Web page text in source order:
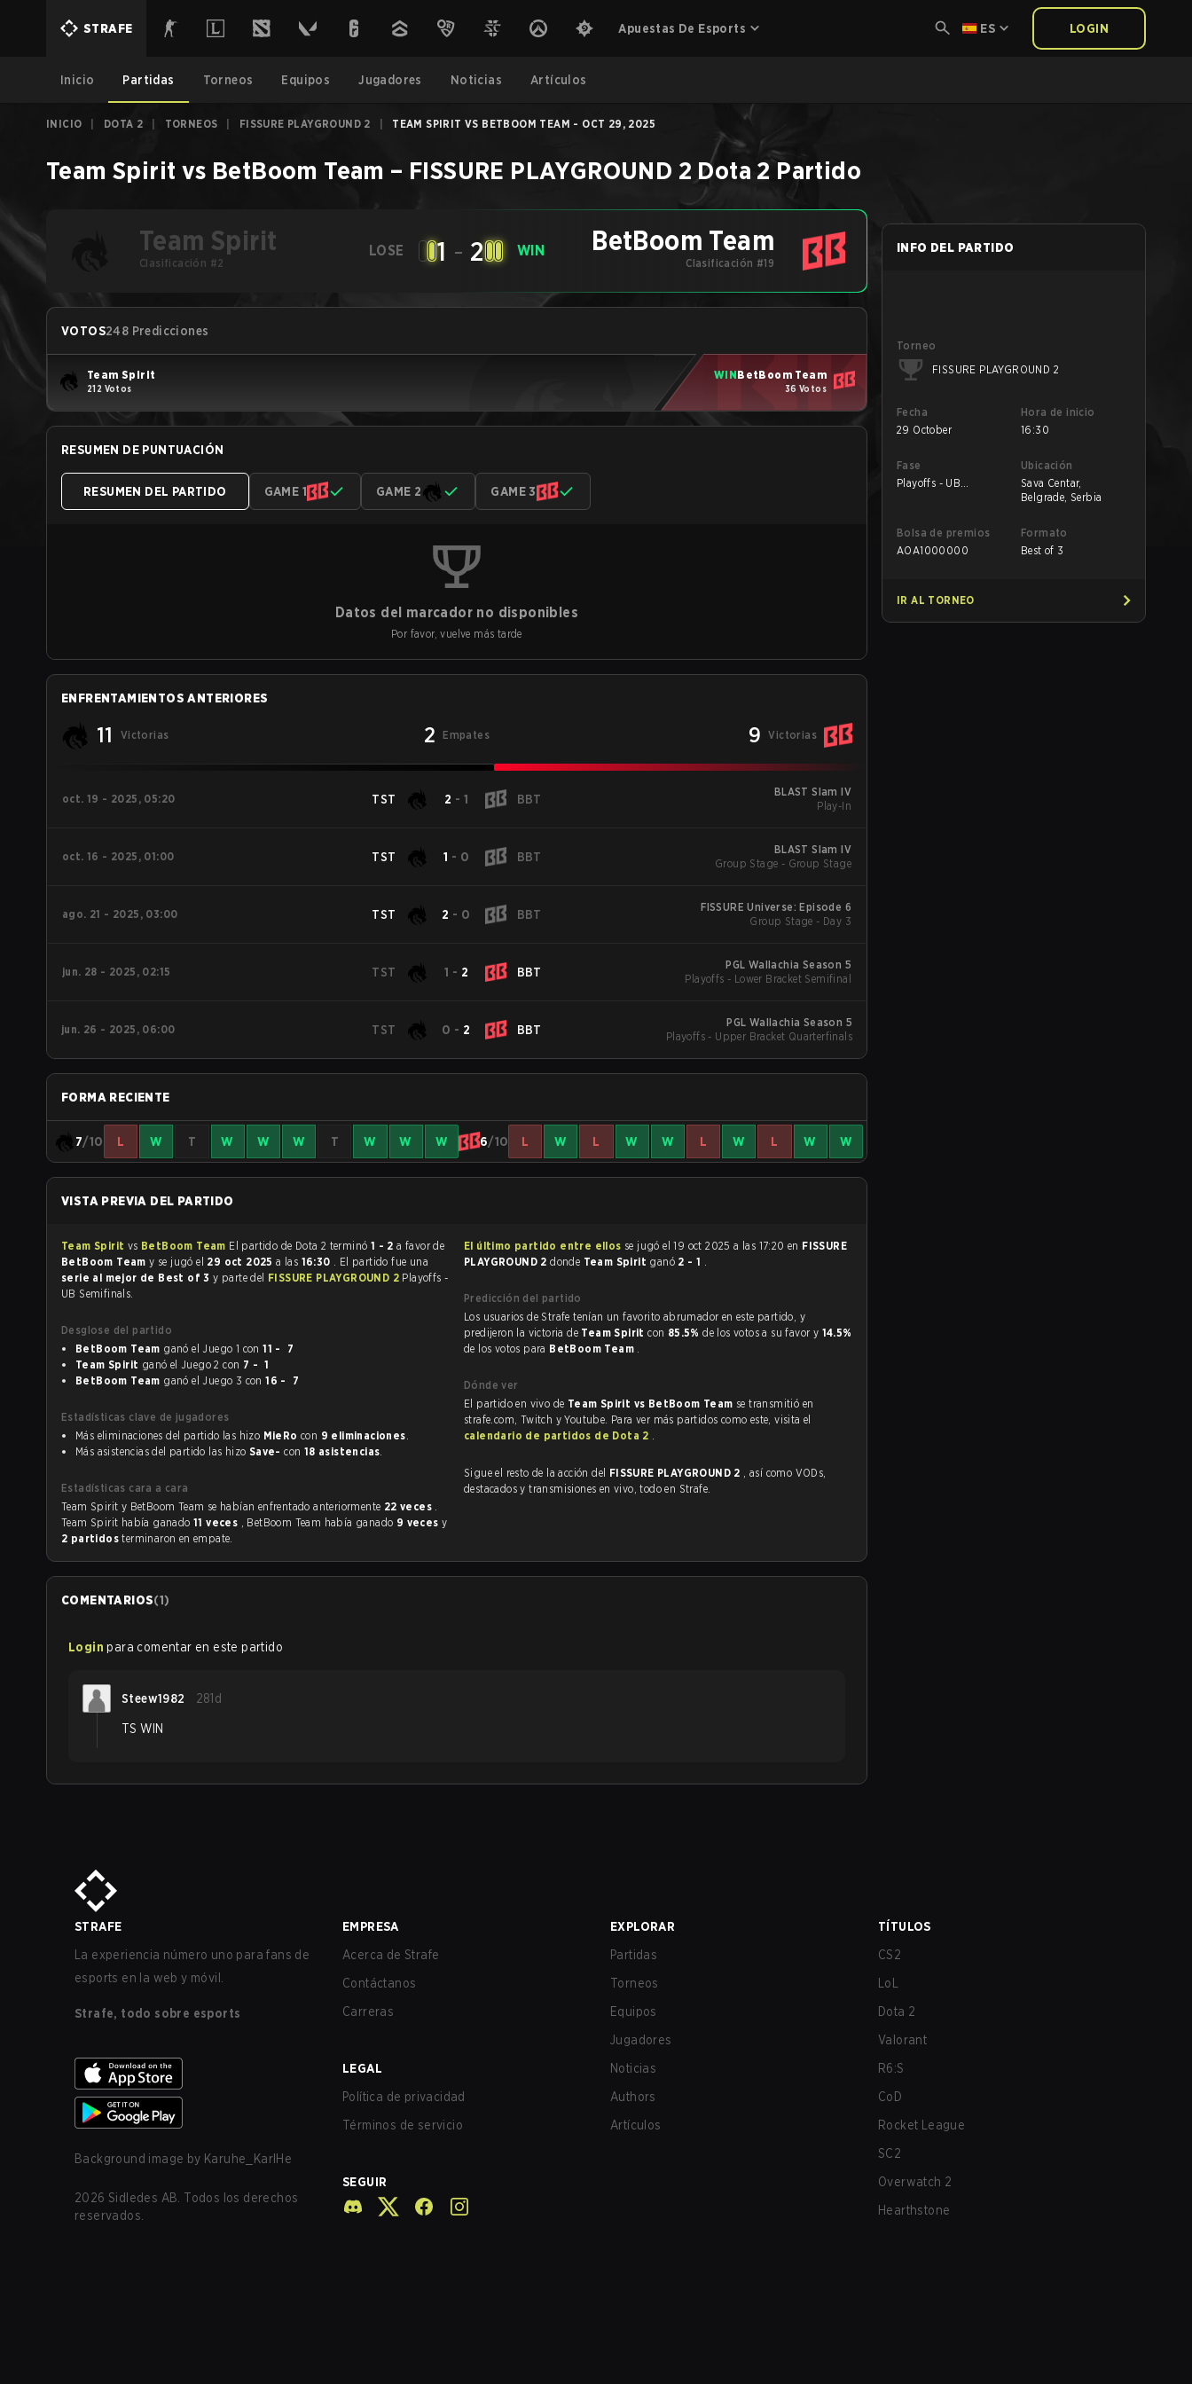
STRAFE Apuestas De Esports ES LOGIN
Inicio Partidas Torneos Equipos Jugadores Noticias Artículos
INICIO DOTA 2 TORNEOS FISSURE PLAYGROUND 2 TEAM SPIRIT VS BETBOOM TEAM - OCT 29, 2025
Team Spirit vs BetBoom Team – FISSURE PLAYGROUND 2 Dota 2 Partido
Team Spirit
Clasificación #2
LOSE 1 - 2 WIN BetBoom Team
Clasificación #19
VOTOS248 Predicciones
Team Spirit
212 Votos
WINBetBoom Team
36 Votos
RESUMEN DE PUNTUACIÓN
RESUMEN DEL PARTIDO GAME 1 GAME 2 GAME 3
Datos del marcador no disponibles
Por favor, vuelve más tarde
ENFRENTAMIENTOS ANTERIORES
11 Victorias 2 Empates 9 Victorias
oct. 19 - 2025, 05:20 TST 2 - 1 BBT
BLAST Slam IV
Play-In
oct. 16 - 2025, 01:00 TST 1 - 0 BBT
BLAST Slam IV
Group Stage - Group Stage
ago. 21 - 2025, 03:00 TST 2 - 0 BBT
FISSURE Universe: Episode 6
Group Stage - Day 3
jun. 28 - 2025, 02:15 TST 1 - 2 BBT
PGL Wallachia Season 5
Playoffs - Lower Bracket Semifinal
jun. 26 - 2025, 06:00 TST 0 - 2 BBT
PGL Wallachia Season 5
Playoffs - Upper Bracket Quarterfinals
FORMA RECIENTE
7/10 L W T W W W T W W W 6/10 L W L W W L W L W W
VISTA PREVIA DEL PARTIDO
Team Spirit vs BetBoom Team El partido de Dota 2 terminó 1 - 2 a favor de
BetBoom Teamy se jugó el 29 oct 2025a las 16:30 . El partido fue una
serie al mejor de Best of 3y parte del FISSURE PLAYGROUND 2 Playoffs -
UB Semifinals.
Desglose del partido
BetBoom Team
ganó el Juego 1 con
11 - 7
Team Spirit
ganó el Juego 2 con
7 - 1
BetBoom Team
ganó el Juego 3 con 16 - 7
Estadísticas clave de jugadores
Más eliminaciones del partido las hizo MieRo con 9 eliminaciones.
Más asistencias del partido las hizo Save- con 18 asistencias.
Estadísticas cara a cara
Team Spirit y BetBoom Team se habían enfrentado anteriormente 22 veces .
Team Spirit había ganado 11 veces , BetBoom Team había ganado 9 veces y
2 partidosterminaron en empate.
El último partido entre ellos se jugó el 19 oct 2025 a las 17:20 en FISSURE
PLAYGROUND 2donde Team Spirit ganó 2 - 1 .
Predicción del partido
Los usuarios de Strafe tenían un favorito abrumador en este partido, y
predijeron la victoria de Team Spiritcon 85.5%de los votos a su favor y 14.5%
de los votos para BetBoom Team .
Dónde ver
El partido en vivo de Team Spirit vs BetBoom Team se transmitió en
strafe.com, Twitch y Youtube. Para ver más partidos como este, visita el
calendario de partidos de Dota 2 .
Sigue el resto de la acción del FISSURE PLAYGROUND 2 , así como VODs,
destacados y transmisiones en vivo, todo en Strafe.
COMENTARIOS(1)
Login para comentar en este partido
Steew1982 281d
TS WIN
INFO DEL PARTIDO
Torneo
FISSURE PLAYGROUND 2
Fecha
29 October
Hora de inicio
16:30
Fase
Playoffs - UB
Ubicación
Sava Centar,
Belgrade, Serbia
Bolsa de premios
AOA1000000
Formato
Best of 3
IR AL TORNEO
STRAFE
La experiencia número uno para fans de
esports en la web y móvil.
Strafe, todo sobre esports
Background image by Karuhe_KarlHe
2026 Sidledes AB. Todos los derechos
reservados.
EMPRESA
Acerca de Strafe
Contáctanos
Carreras
LEGAL
Política de privacidad
Términos de servicio
SEGUIR
EXPLORAR
Partidas
Torneos
Equipos
Jugadores
Noticias
Authors
Artículos
TÍTULOS
CS2
LoL
Dota 2
Valorant
R6:S
CoD
Rocket League
SC2
Overwatch 2
Hearthstone